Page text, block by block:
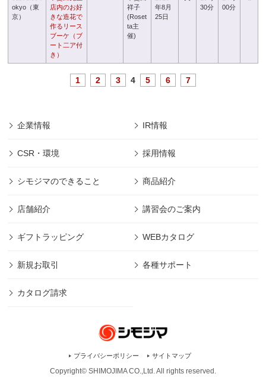
okyo（東
京）
店内のお好
きな造花で
作るリース
ブーケ（ブ
ート二ア付
き）
祥子
(Roset
ta主
催)
年8月
25日
30分
00分
1 2 3 4 5 6 7
企業情報 IR情報
CSR・環境 採用情報
シモジマのできること 商品紹介
店舗紹介 講習会のご案内
ギフトラッピング WEBカタログ
新規お取引 各種サポート
カタログ請求
プライバシーポリシー サイトマップ
Copyright© SHIMOJIMA CO.,Ltd. All rights reserved.